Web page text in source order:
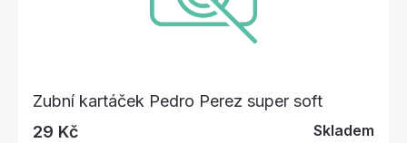
Zubní kartáček Pedro Perez super soft
29 Kč
Skladem